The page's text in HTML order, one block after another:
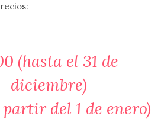
(hasta el 31 de
diciembre)
partir del 1 de enero)